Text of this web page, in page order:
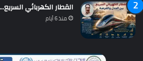
القطار الكهربائي
منذ 6 أيام